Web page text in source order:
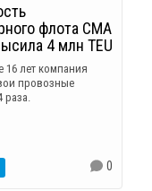
флота CMA
4 млн TEU
16 лет компания
провозные
0